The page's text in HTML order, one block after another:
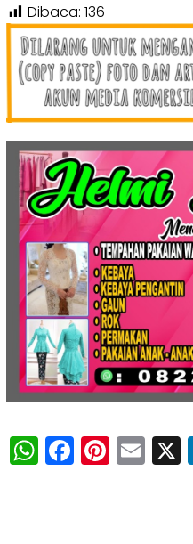
Dibaca: 136
WhatsApp